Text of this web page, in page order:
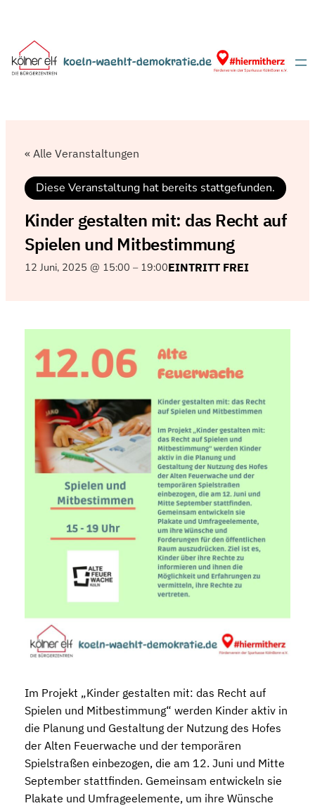
« Alle Veranstaltungen
Diese Veranstaltung hat bereits stattgefunden.
Kinder gestalten mit: das Recht auf
Spielen und Mitbestimmung
12 Juni, 2025 @ 15:00 – 19:00EINTRITT FREI
Im Projekt „Kinder gestalten mit: das Recht auf
Spielen und Mitbestimmung“ werden Kinder aktiv in
die Planung und Gestaltung der Nutzung des Hofes
der Alten Feuerwache und der temporären
Spielstraßen einbezogen, die am 12. Juni und Mitte
September stattfinden. Gemeinsam entwickeln sie
Plakate und Umfrageelemente, um ihre Wünsche